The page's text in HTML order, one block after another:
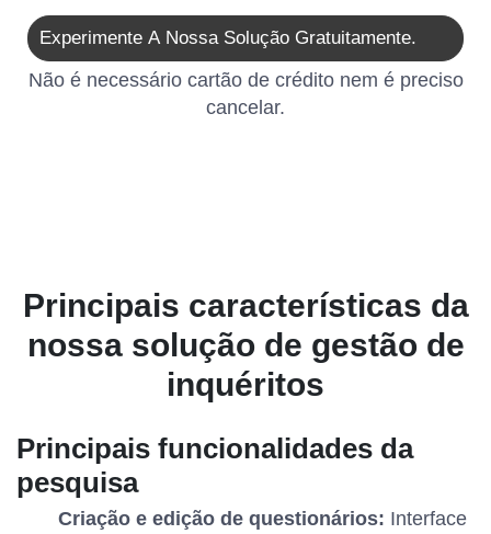
Experimente A Nossa Solução Gratuitamente.
Não é necessário cartão de crédito nem é preciso
cancelar.
Principais características da
nossa solução de gestão de
inquéritos
Principais funcionalidades da
pesquisa
Criação e edição de questionários: Interface